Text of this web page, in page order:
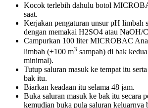
Kocok terlebih dahulu botol
saat.
Kerjakan pengaturan unsur pH limbah
dengan memakai H2SO4 atau NaOH/
Campurkan 100 liter MICROBAC
limbah (±100 m3 sampah) di bak
minimal).
Tutup saluran masuk ke tempat itu
bak itu.
Biarkan keadaan itu selama 48 jam.
Buka saluran masuk ke bak itu secara
kemudian buka pula saluran keluarnya